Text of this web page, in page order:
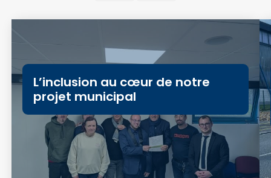
L’inclusion au cœur de notre
projet municipal